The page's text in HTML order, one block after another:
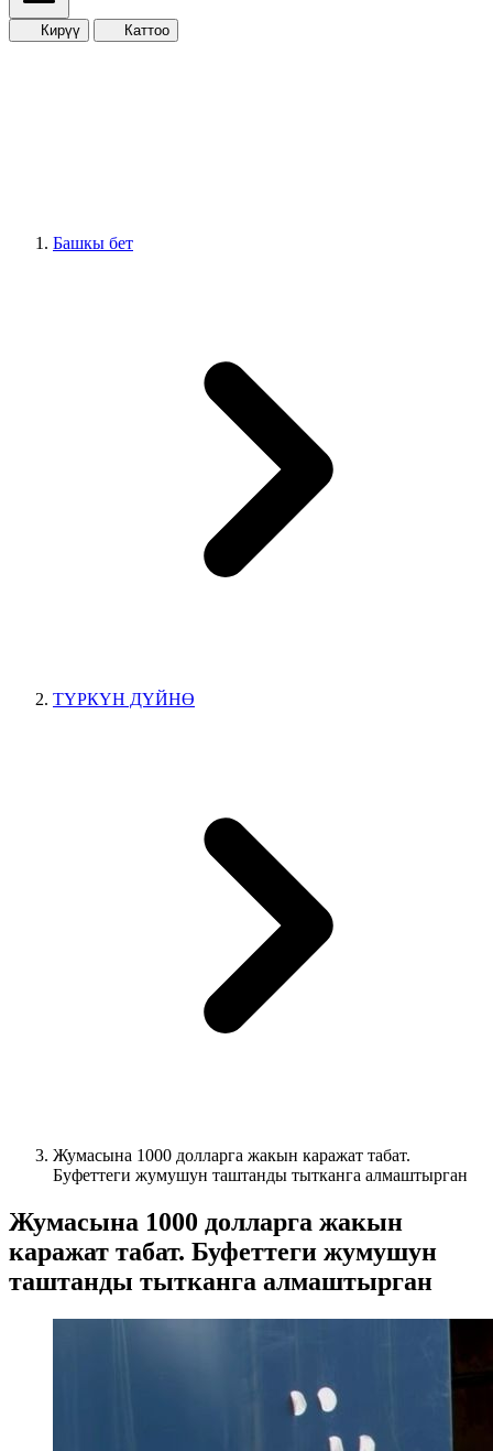
Кирүү Каттоо
Башкы бет
ТҮРКҮН ДҮЙНӨ
Жумасына 1000 долларга жакын каражат табат.
Буфеттеги жумушун таштанды тытканга алмаштырган
Жумасына 1000 долларга жакын
каражат табат. Буфеттеги жумушун
таштанды тытканга алмаштырган